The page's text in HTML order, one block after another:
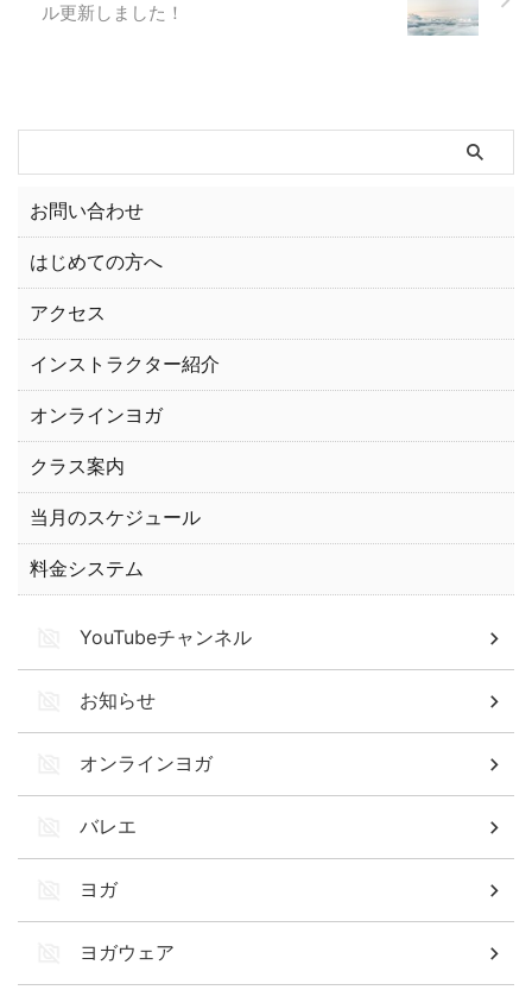
ル更新しました！
お問い合わせ
はじめての方へ
アクセス
インストラクター紹介
オンラインヨガ
クラス案内
当月のスケジュール
料金システム
YouTubeチャンネル
お知らせ
オンラインヨガ
バレエ
ヨガ
ヨガウェア